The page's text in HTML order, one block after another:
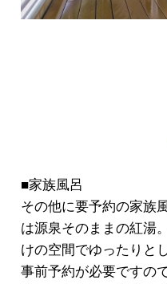
■家族風呂
その他に要予約の家族
は源泉そのままの紅湯
けの空間でゆったりと
事前予約が必要ですの